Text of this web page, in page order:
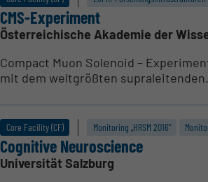
CMS-Experiment
Österreichische Akademie der
Compact Muon Solenoid –
mit dem weltgrößten
Core Facility (CF) Monitoring „HRSM 2016“
Cognitive Neuro­s­cience
Universität Salzburg